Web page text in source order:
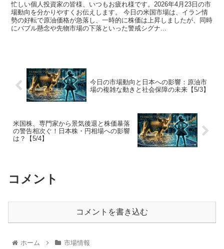
忙しい個人投資家の皆様、いつもお疲れ様です。2026年4月23日の市
場動向を分かりやすくお伝えします。 今日の米国市場は、イラン情
勢の好転で原油価格が急落し、一時的に株価は上昇しましたが、同時
にバブル懸念や先物市場の下落といった警戒シグナ...
今日の市場動向と日本への影響：原油市
場の複雑な動きと社会保障の未来【5/3】
米国株、専門家から景気後退と株価暴落
の警告相次ぐ！日本株・円相場への影響
は？【5/4】
コメント
コメントを書き込む
ホーム 市場情報